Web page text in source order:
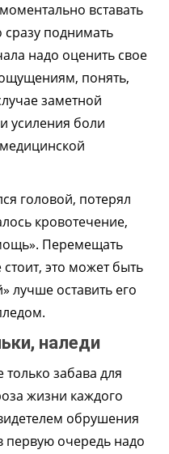
вставать
сразу поднимать
надо оценить свое
понять,
заметной
усиления боли
головой, потерял
кровотечение,
Перемещать
это может быть
лучше оставить его
наледи
забава для
жизни каждого
обрушения
первую очередь надо